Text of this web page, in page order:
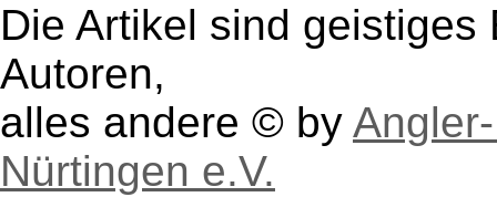
Die Artikel sind
Autoren,
alles andere © by
Nürtingen e.V.